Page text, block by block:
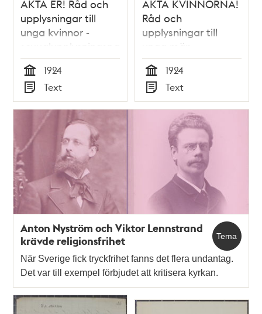
AKTA ER! Råd och
upplysningar till
unga kvinnor -
sexualupplysningspamflett
1924
Tid
1924
Typ
Text
AKTA KVINNORNA!
Råd och
upplysningar till
unga män -
1924
Tid
1924
Typ
Text
Tema
Anton Nyström och Viktor Lennstrand
krävde religionsfrihet
När Sverige fick tryckfrihet fanns det flera undantag.
Det var till exempel förbjudet att kritisera kyrkan.